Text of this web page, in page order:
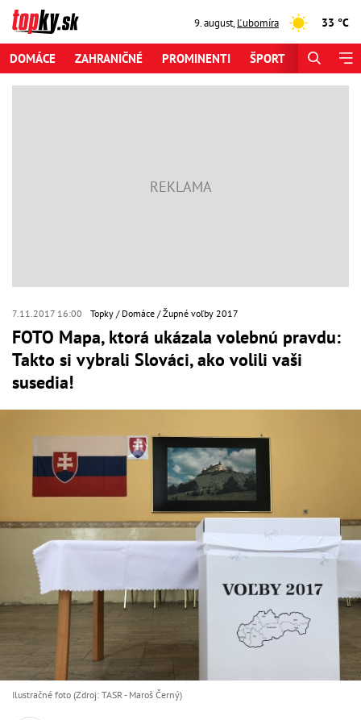
9. august,Ľubomíra 33 °C
DOMÁCE ZAHRANIČNÉ PROMINENTI ŠPORT
7.11.2017 16:00 Topky Domáce Župné voľby 2017
FOTO Mapa, ktorá ukázala volebnú pravdu:
Takto si vybrali Slováci, ako volili vaši
susedia!
Ilustračné foto (Zdroj: TASR - Maroš Černý)